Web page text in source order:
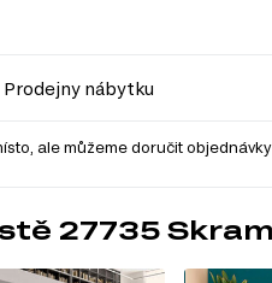
Prodejny nábytku
ale můžeme doručit
27735